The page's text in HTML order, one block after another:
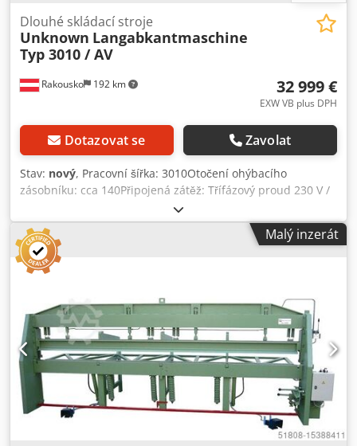
Rakousko 192 km
Dlouhé skládací stroje
Unknown Langabkantmaschine
Typ 3010 / AV
32 999 €
EXW VB plus DPH
Dotazovat se Zavolat
Stav: nový, Pracovní šířka: 3010Otočení ohýbacího
zásobníku: cca 140Připojená zátěž: Třífázový proud 230 V /
400 V - 1,5Úhel ohybu (max.): 180Délka ohybu: 3010 -
VYSOKÁ ÚČINNOST - PLNĚ HYDRAULICKÝ - VYSOCE
KVALITNÍ OCEL - ROVNOMĚRNÝ KONTAKTNÍ TLAK - RUČNÍ
ŘEZACÍ JEDNOTKA - S PROFILOVACÍM ZAŘÍZENÍM Djdpfx
Aerzx Dzeilock - ELEKTRONICKÉ NASTAVENÍ ÚHLU Dlouhý
malé i velké podniky zpracovávající plech. Vyznačuje se
jednoduchou a důmyslnou konstrukcí a není náchylný k
opravám. Dlouhý ohraňovací stroj RULI pracuje plně
hydraulicky, upínání a ohýbání se ovládá malou pákou.
Kyvadlově uložený a vertikálně uzavíratelný horní nosník
umožňuje rovnoměrně rozložený přítlak po celé délce a
zabraňuje posunu plechu při upínání. Stupnice o 2
stupních umožňují odečítat a nastavovat jednotlivé úhly
ohybu. Stroj se instaluje na betonovou podlahu nebo strop
Malý inzerát